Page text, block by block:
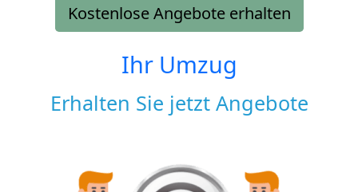
Kostenlose Angebote erhalten
Ihr Umzug
Erhalten Sie jetzt Angebote